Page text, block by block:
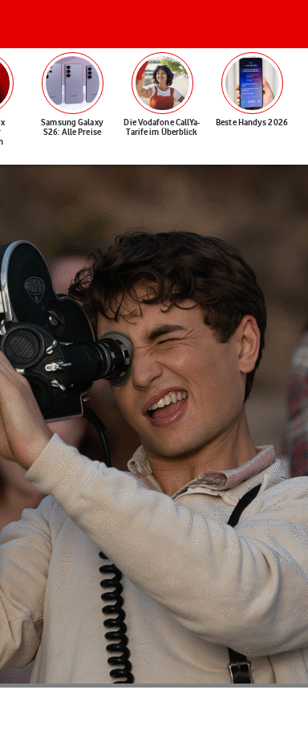
Samsung Galaxy
S26: Alle Preise
Die Vodafone CallYa-
Tarife im Überblick
Beste Handys 2026